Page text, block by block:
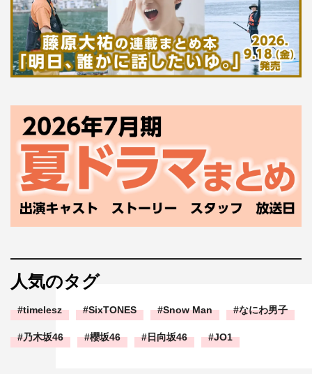
人気のタグ
timelesz SixTONES Snow Man なにわ男子
乃木坂46 櫻坂46 日向坂46 JO1